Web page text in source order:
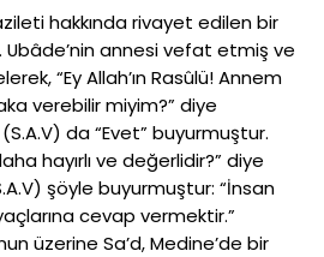
hakkında rivayet edilen bir
Ubâde’nin annesi vefat etmiş ve
“Ey Allah’ın Rasûlü! Annem
verebilir miyim?” diye
da “Evet” buyurmuştur.
hayırlı ve değerlidir?” diye
şöyle buyurmuştur: “İnsan
cevap vermektir.”
üzerine Sa’d, Medine’de bir